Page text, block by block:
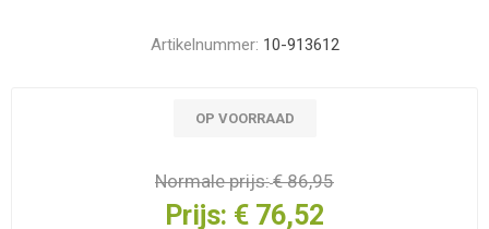
Artikelnummer: 10-913612
OP VOORRAAD
Normale prijs:€ 86,95
Prijs: € 76,52